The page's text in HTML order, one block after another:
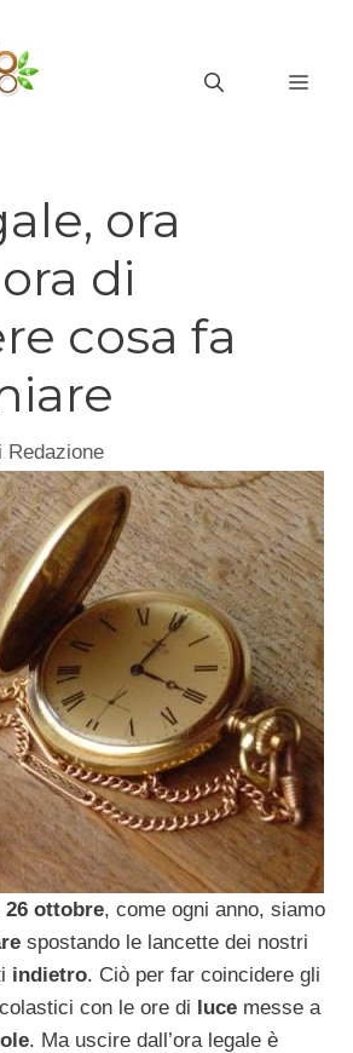
ora
di
cosa fa
Redazione
26 ottobre, come ogni anno, siamo
spostando le lancette dei nostri
indietro. Ciò per far coincidere gli
con le ore di luce messe a
. Ma uscire dall’ora legale è